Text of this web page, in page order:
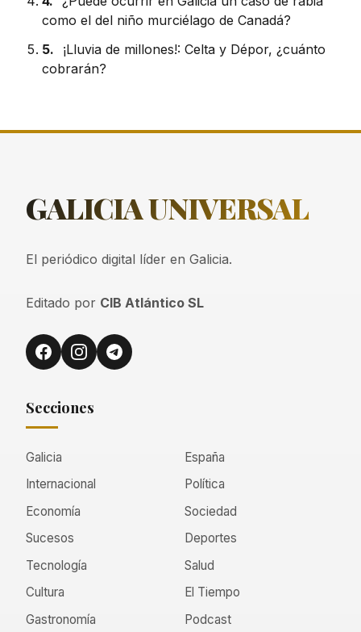
como el del niño murciélago de Canadá?
5.
¡Lluvia de millones!: Celta y Dépor, ¿cuánto
cobrarán?
GALICIAUNIVERSAL
El periódico digital líder en Galicia.
Editado por CIB Atlántico SL
Secciones
Galicia
España
Internacional
Política
Economía
Sociedad
Sucesos
Deportes
Tecnología
Salud
Cultura
El Tiempo
Gastronomía
Podcast